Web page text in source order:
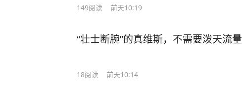
149阅读 前天10:19
“壮士断腕”的真维斯，不需要泼天流量
18阅读 前天10:14